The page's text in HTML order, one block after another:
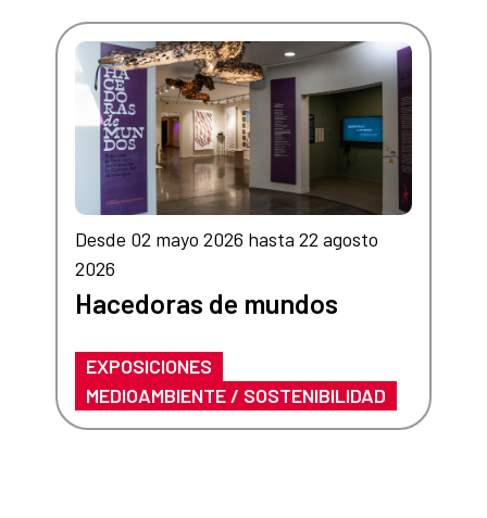
Desde 02 mayo 2026 hasta 22 agosto
2026
Hacedoras de mundos
EXPOSICIONES
MEDIOAMBIENTE / SOSTENIBILIDAD